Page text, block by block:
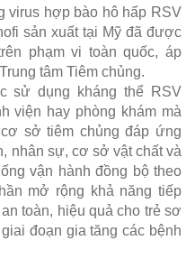
virus hợp bào hô hấp RSV
sản xuất tại Mỹ đã được
phạm vi toàn quốc, áp
tâm Tiêm chủng.
sử dụng kháng thể RSV
viện hay phòng khám mà
sở tiêm chủng đáp ứng
nhân sự, cơ sở vật chất và
vận hành đồng bộ theo
mở rộng khả năng tiếp
toàn, hiệu quả cho trẻ sơ
đoạn gia tăng các bệnh